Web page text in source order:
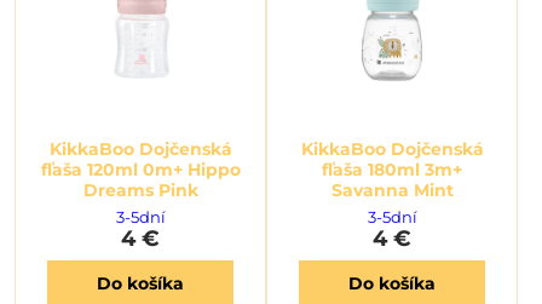
KikkaBoo Dojčenská
fľaša 120ml 0m+ Hippo
Dreams Pink
3-5dní
4 €
Do košíka
KikkaBoo Dojčenská
fľaša 180ml 3m+
Savanna Mint
3-5dní
4 €
Do košíka